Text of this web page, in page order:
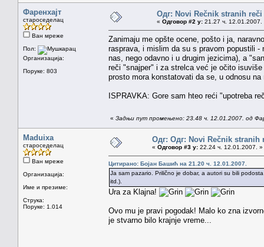
Фаренхајт
староседелац
Ван мреже
Пол:
Организација:
Поруке: 803
Одг: Novi Rečnik stranih reči
« Одговор #2 у: 21.27 ч. 12.01.2007.
Zanimaju me opšte ocene, pošto i ja,
rasprava, i mislim da su s pravom popustili
nas, nego odavno i u drugim jezicima), a
reči "snajper" i za strelca već je očito
prosto mora konstatovati da se, u odnosu
ISPRAVKA: Gore sam hteo reći "upotreba
« Задњи пут промењено: 23.48 ч. 12.01.2007. од
Maduixa
староседелац
Ван мреже
Организација:
Име и презиме:
Струка:
Поруке: 1.014
Одг: Одг: Novi Rečnik stranih
« Одговор #3 у: 22.24 ч. 12.01.2007. »
Цитирано: Бојан Башић на 21.20 ч. 12.01.2007.
Ja sam pazario. Prilično je dobar, a autori su bili
itd.).
Ura za Klajna!
Ovo mu je pravi pogodak! Malo ko zna
je stvarno bilo krajnje vreme...